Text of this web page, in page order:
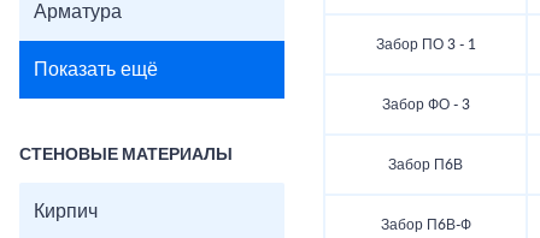
Арматура
Показать ещё
СТЕНОВЫЕ МАТЕРИАЛЫ
Кирпич
Забор ПО 3 - 1
Забор ФО - 3
Забор П6В
Забор П6В-Ф